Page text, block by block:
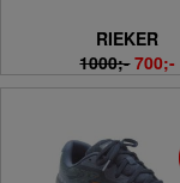
RIEKER
1000;- 700;-